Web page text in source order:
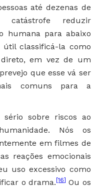
até dezenas de
catástrofe reduzir
humana para abaixo
útil classificá-la como
em vez de um
que esse vá ser
comuns para a
sério sobre riscos ao
Nós os
em filmes de
reações emocionais
uso excessivo como
o drama. [16] Ou os